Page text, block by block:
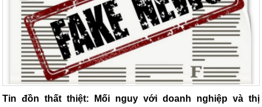
Tin đồn thất thiệt: Mối nguy với doanh nghiệp và thị